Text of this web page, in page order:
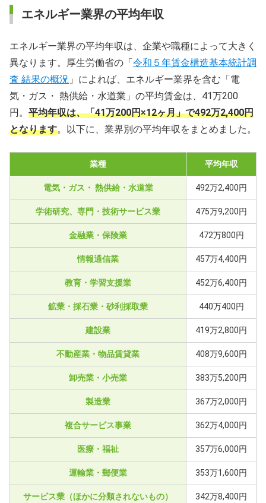
エネルギー業界の平均年収
エネルギー業界の平均年収は、企業や職種によって大きく
異なります。厚生労働省の「 令和５年賃金構造基本統計調
査 結果の概況 」によれば、エネルギー業界を含む「電
気・ガス・ 熱供給・水道業」の平均賃金は、41万200
円。 平均年収は、「41万200円×12ヶ月」で492万2,400円
となります。以下に、業界別の平均年収をまとめました。
業種 平均年収
電気・ガス・ 熱供給・水道業 492万2,400円
学術研究、専門・技術サービス業 475万9,200円
金融業・保険業 472万800円
情報通信業 457万4,400円
教育・学習支援業 452万6,400円
鉱業・採石業・砂利採取業 440万400円
建設業 419万2,800円
不動産業・物品賃貸業 408万9,600円
卸売業・小売業 383万5,200円
製造業 367万2,000円
複合サービス事業 362万4,000円
医療・福祉 357万6,000円
運輸業・郵便業 353万1,600円
サービス業（ほかに分類されないもの） 342万8,400円